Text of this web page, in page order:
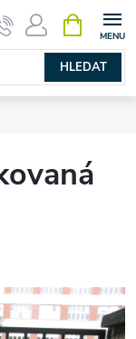
HLEDAT
NÁKUPNÍ
KOŠÍK